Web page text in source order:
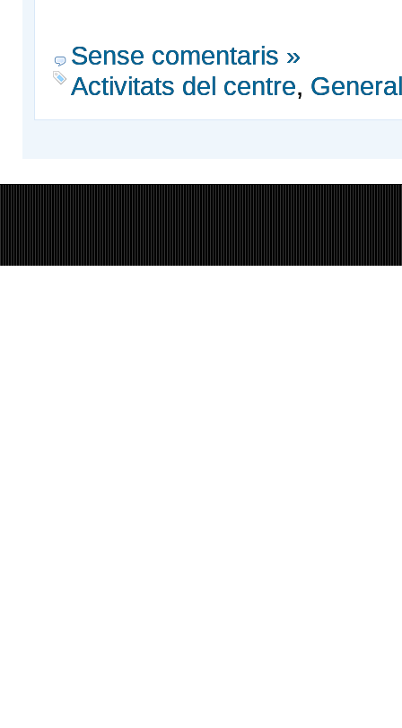
Sense comentaris »
Activitats del centre, General